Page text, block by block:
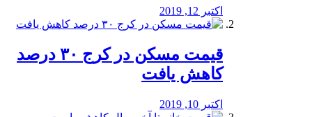
اکتبر 12, 2019
️قیمت مسکن در کرج ۳۰ درصد
کاهش یافت
اکتبر 10, 2019